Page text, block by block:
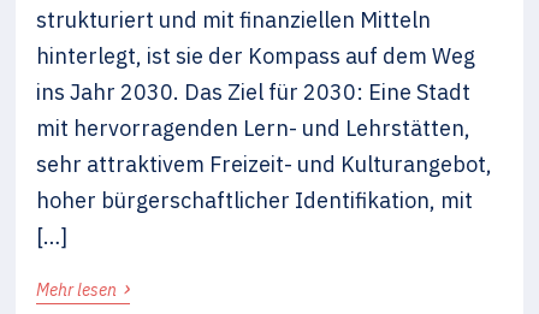
strukturiert und mit finanziellen Mitteln
hinterlegt, ist sie der Kompass auf dem Weg
ins Jahr 2030. Das Ziel für 2030: Eine Stadt
mit hervorragenden Lern- und Lehrstätten,
sehr attraktivem Freizeit- und Kulturangebot,
hoher bürgerschaftlicher Identifikation, mit
[…]
Mehr lesen ›